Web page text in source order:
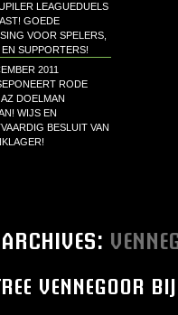
LEAGUEDUELS
GOEDE
VOOR SPELERS,
SUPPORTERS!
2011
RODE
DOELMAN
WIJS EN
BESLUIT VAN
VENNEGOOR